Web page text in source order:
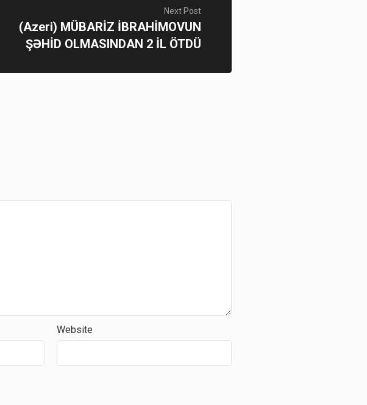
Next Post
(Azeri) MÜBARİZ İBRAHİMOVUN
ŞƏHİD OLMASINDAN 2 İL ÖTDÜ
Website